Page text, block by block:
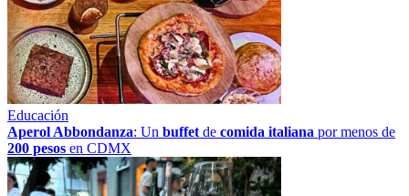
Educación
Aperol Abbondanza: Un buffet de comida italiana por menos de
200 pesos en CDMX